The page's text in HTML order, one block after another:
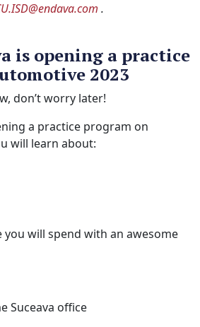
.
is opening a practice
2023
don’t worry later!
a practice program on
will learn about:
will spend with an awesome
Suceava office